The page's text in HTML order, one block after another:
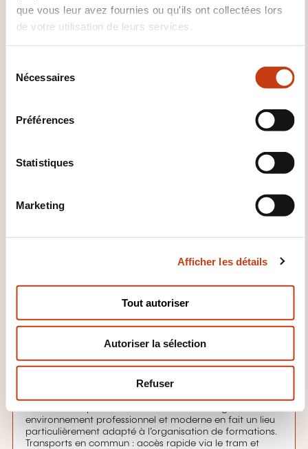
que vous leur avez fournies ou qu'ils ont collectées lors
de votre utilisation de leurs services.
n
Nécessaires
Préférences
Statistiques
Marketing
Afficher les détails
Tout autoriser
Autoriser la sélection
Refuser
Support pédagogique digital (PDF) incluant :
Concepts clés du leadership
Outils pratiques transposables en entreprise
Synthèse des exercices réalisés
QUAND A LIEU LA PROCHAINE
16.10.2026
FR 180,00€
Voir détails
Chambre des Métiers du Luxembourg
2 Circuit de La Foire Internationale
Chambre des Métiers du Luxembourg bénéficie d’un
emplacement central et stratégique, facilement
environnement professionnel et moderne en fait un lieu
particulièrement adapté à l’organisation de formations.
Transports en commun : accès rapide via le tram et